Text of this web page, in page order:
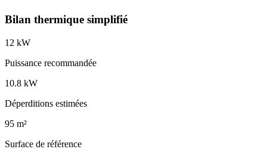
Bilan thermique simplifié
12 kW
Puissance recommandée
10.8 kW
Déperditions estimées
95 m²
Surface de référence